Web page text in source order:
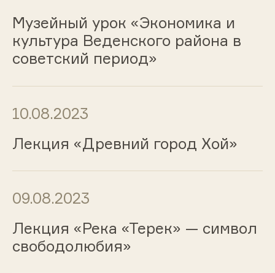
Музейный урок «Экономика и
культура Веденского района в
советский период»
10.08.2023
Лекция «Древний город Хой»
09.08.2023
Лекция «Река «Терек» — символ
свободолюбия»